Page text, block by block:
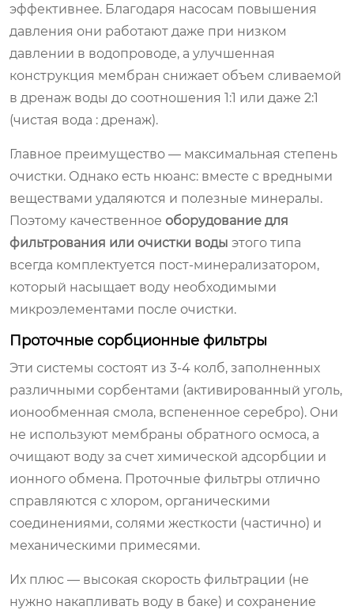
эффективнее. Благодаря насосам повышения
давления они работают даже при низком
давлении в водопроводе, а улучшенная
конструкция мембран снижает объем сливаемой
в дренаж воды до соотношения 1:1 или даже 2:1
(чистая вода : дренаж).
Главное преимущество — максимальная степень
очистки. Однако есть нюанс: вместе с вредными
веществами удаляются и полезные минералы.
Поэтому качественное оборудование для
фильтрования или очистки воды этого типа
всегда комплектуется пост-минерализатором,
который насыщает воду необходимыми
микроэлементами после очистки.
Проточные сорбционные фильтры
Эти системы состоят из 3-4 колб, заполненных
различными сорбентами (активированный уголь,
ионообменная смола, вспененное серебро). Они
не используют мембраны обратного осмоса, а
очищают воду за счет химической адсорбции и
ионного обмена. Проточные фильтры отлично
справляются с хлором, органическими
соединениями, солями жесткости (частично) и
механическими примесями.
Их плюс — высокая скорость фильтрации (не
нужно накапливать воду в баке) и сохранение